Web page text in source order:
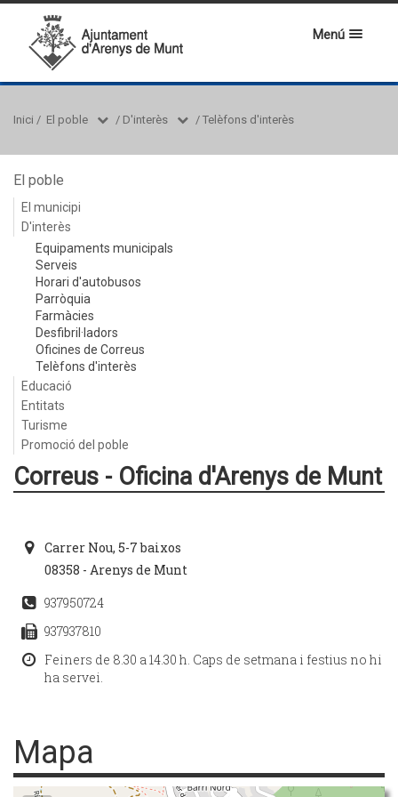
Menú
Inici / El poble / D'interès / Telèfons d'interès
El poble
El municipi
D'interès
Equipaments municipals
Serveis
Horari d'autobusos
Parròquia
Farmàcies
Desfibril·ladors
Oficines de Correus
Telèfons d'interès
Educació
Entitats
Turisme
Promoció del poble
Correus - Oficina d'Arenys de Munt
Carrer Nou, 5-7 baixos
08358 - Arenys de Munt
937950724
937937810
Feiners de 8.30 a 14.30 h. Caps de setmana i festius no hi
ha servei.
Mapa